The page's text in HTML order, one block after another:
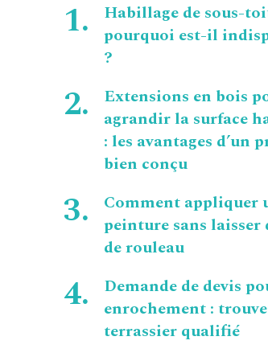
Habillage de sous-
pourquoi est-il
?
Extensions en bois
agrandir la surface
: les avantages d’un
bien conçu
Comment appliquer
peinture sans laisser
de rouleau
Demande de devis
enrochement :
terrassier qualifié